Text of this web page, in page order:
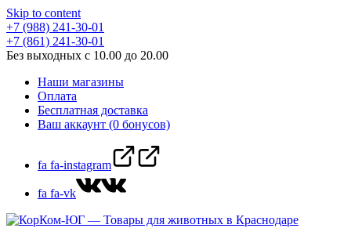
Skip to content
+7 (988) 241-30-01
+7 (861) 241-30-01
Без выходных с 10.00 до 20.00
Наши магазины
Оплата
Бесплатная доставка
Ваш аккаунт (0 бонусов)
fa fa-instagram
fa fa-vk